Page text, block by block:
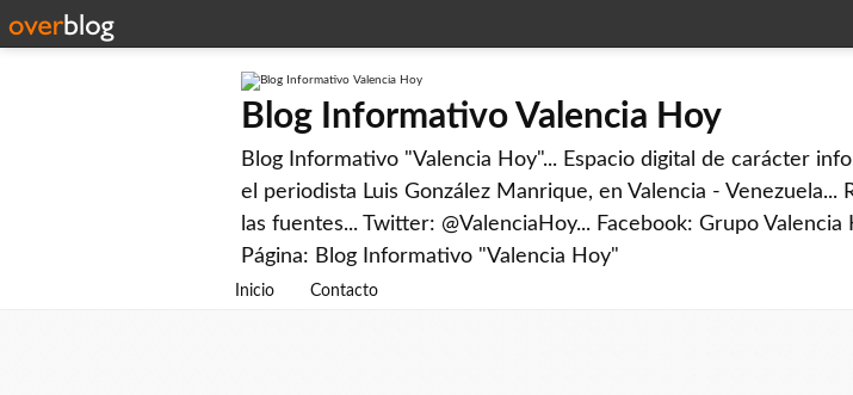
Blog Informativo Valencia Hoy
Blog Informativo "Valencia Hoy"... Espacio digital de carácter
el periodista Luis González Manrique, en Valencia - Venezuela...
las fuentes... Twitter: @ValenciaHoy... Facebook: Grupo
Página: Blog Informativo "Valencia Hoy"
Inicio Contacto